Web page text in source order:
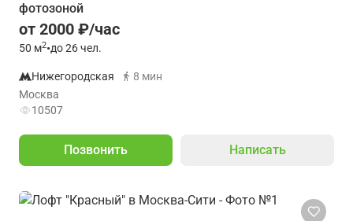
фотозоной
от 2000 ₽/час
50 м2•до 26 чел.
Нижегородская
8 мин
Москва
10507
Позвонить Написать